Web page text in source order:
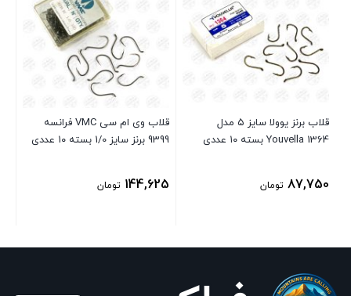
قلاب برنز یوولا سایز ۵ مدل
Youvella 1364 بسته ۱۰ عددی
87,750 تومان
قلاب وی ام سی VMC فرانسه
9399 برنز سایز 1/0 بسته ۱۰ عددی
144,625 تومان